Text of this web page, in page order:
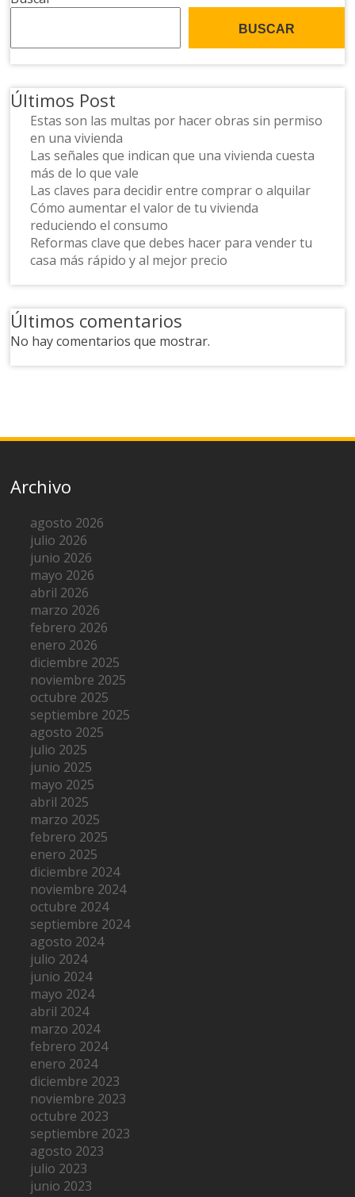
BUSCAR
Últimos Post
Estas son las multas por hacer obras sin permiso
en una vivienda
Las señales que indican que una vivienda cuesta
más de lo que vale
Las claves para decidir entre comprar o alquilar
Cómo aumentar el valor de tu vivienda
reduciendo el consumo
Reformas clave que debes hacer para vender tu
casa más rápido y al mejor precio
Últimos comentarios
No hay comentarios que mostrar.
Archivo
agosto 2026
julio 2026
junio 2026
mayo 2026
abril 2026
marzo 2026
febrero 2026
enero 2026
diciembre 2025
noviembre 2025
octubre 2025
septiembre 2025
agosto 2025
julio 2025
junio 2025
mayo 2025
abril 2025
marzo 2025
febrero 2025
enero 2025
diciembre 2024
noviembre 2024
octubre 2024
septiembre 2024
agosto 2024
julio 2024
junio 2024
mayo 2024
abril 2024
marzo 2024
febrero 2024
enero 2024
diciembre 2023
noviembre 2023
octubre 2023
septiembre 2023
agosto 2023
julio 2023
junio 2023